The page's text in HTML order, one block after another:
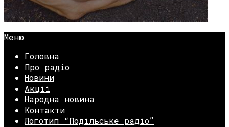
Меню
Головна
Про радіо
Новини
Акції
Народна новина
Контакти
Логотип “Подільське радіо”